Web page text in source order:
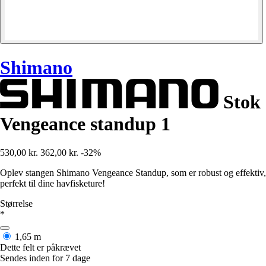
Shimano
Stok
Vengeance standup 1
530,00 kr. 362,00 kr. -32%
Oplev stangen Shimano Vengeance Standup, som er robust og effektiv,
perfekt til dine havfisketure!
Størrelse
*
1,65 m
Dette felt er påkrævet
Sendes inden for 7 dage